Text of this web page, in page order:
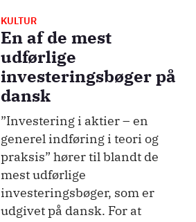
KULTUR
En af de mest
udførlige
investeringsbøger på
dansk
”Investering i aktier – en
generel indføring i teori og
praksis” hører til blandt de
mest udførlige
investeringsbøger, som er
udgivet på dansk. For at